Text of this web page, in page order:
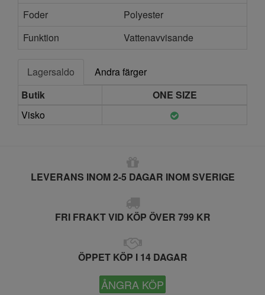
Foder
Polyester
Funktion
Vattenavvisande
Lagersaldo
Andra färger
Butik
ONE SIZE
Visko
LEVERANS INOM 2-5 DAGAR INOM SVERIGE
FRI FRAKT VID KÖP ÖVER 799 KR
ÖPPET KÖP I 14 DAGAR
ÅNGRA KÖP